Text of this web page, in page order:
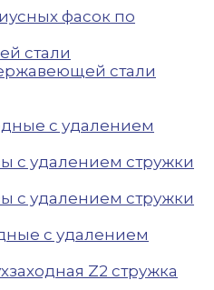
фасок по
стали
стали
с удалением
с удалением стружки
с удалением стружки
с удалением
Z2 стружка